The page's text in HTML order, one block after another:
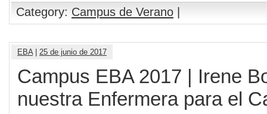
Category: Campus de Verano
EBA| 25 de junio de 2017
Campus EBA 2017 | Irene
nuestra Enfermera para el